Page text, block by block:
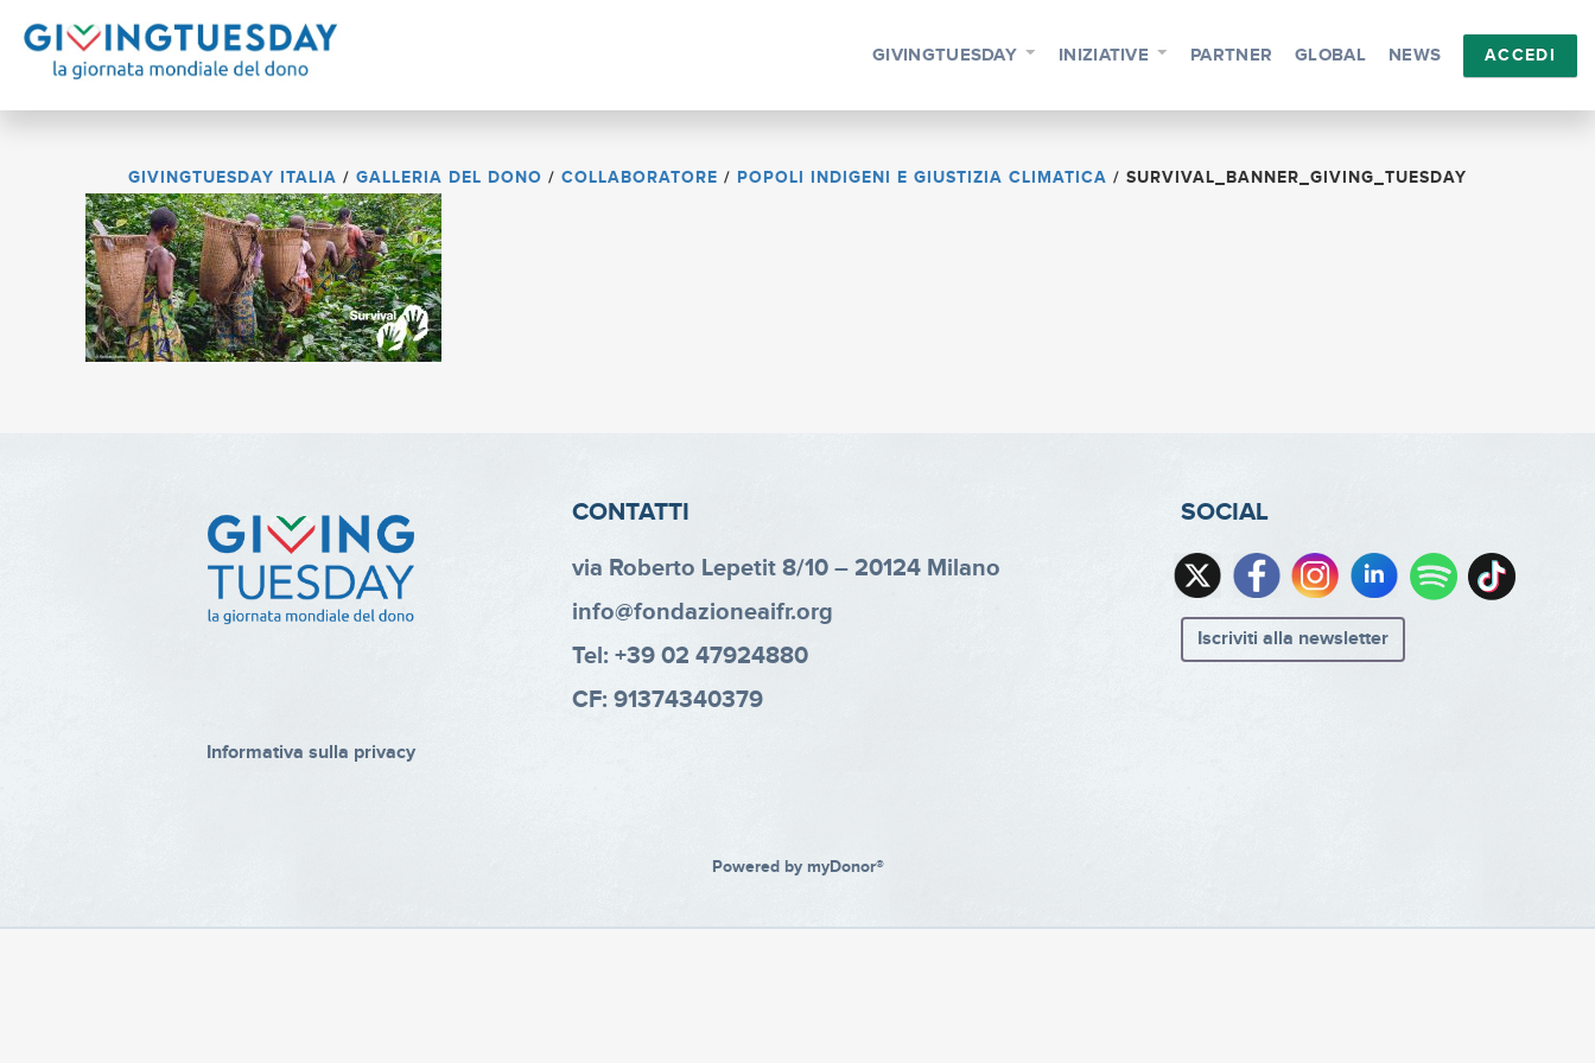
GIVINGTUESDAY INIZIATIVE PARTNER GLOBAL NEWS ACCEDI
GIVINGTUESDAY ITALIA / GALLERIA DEL DONO / COLLABORATORE / POPOLI INDIGENI E GIUSTIZIA CLIMATICA / SURVIVAL_BANNER_GIVING_TUESDAY
Informativa sulla privacy
CONTATTI
via Roberto Lepetit 8/10 – 20124 Milano
info@fondazioneaifr.org
Tel: +39 02 47924880
CF: 91374340379
SOCIAL
Iscriviti alla newsletter
Powered by myDonor®